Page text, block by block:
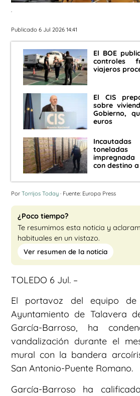
.
Publicado 6 Jul 2026 14:41
El BOE
controles
viajeros
El CIS
sobre
Gobierno,
euros
Incautadas
con destino
Por Torrijos Today · Fuente: Europa Press
¿Poco tiempo?
Te resumimos esta noticia y
habituales en un vistazo.
Ver resumen de la noticia
TOLEDO 6 Jul. –
El portavoz del equipo
Ayuntamiento de Talavera
García-Barroso, ha
vandalización durante el
mural con la bandera
San Antonio-Puente Romano.
García-Barroso ha